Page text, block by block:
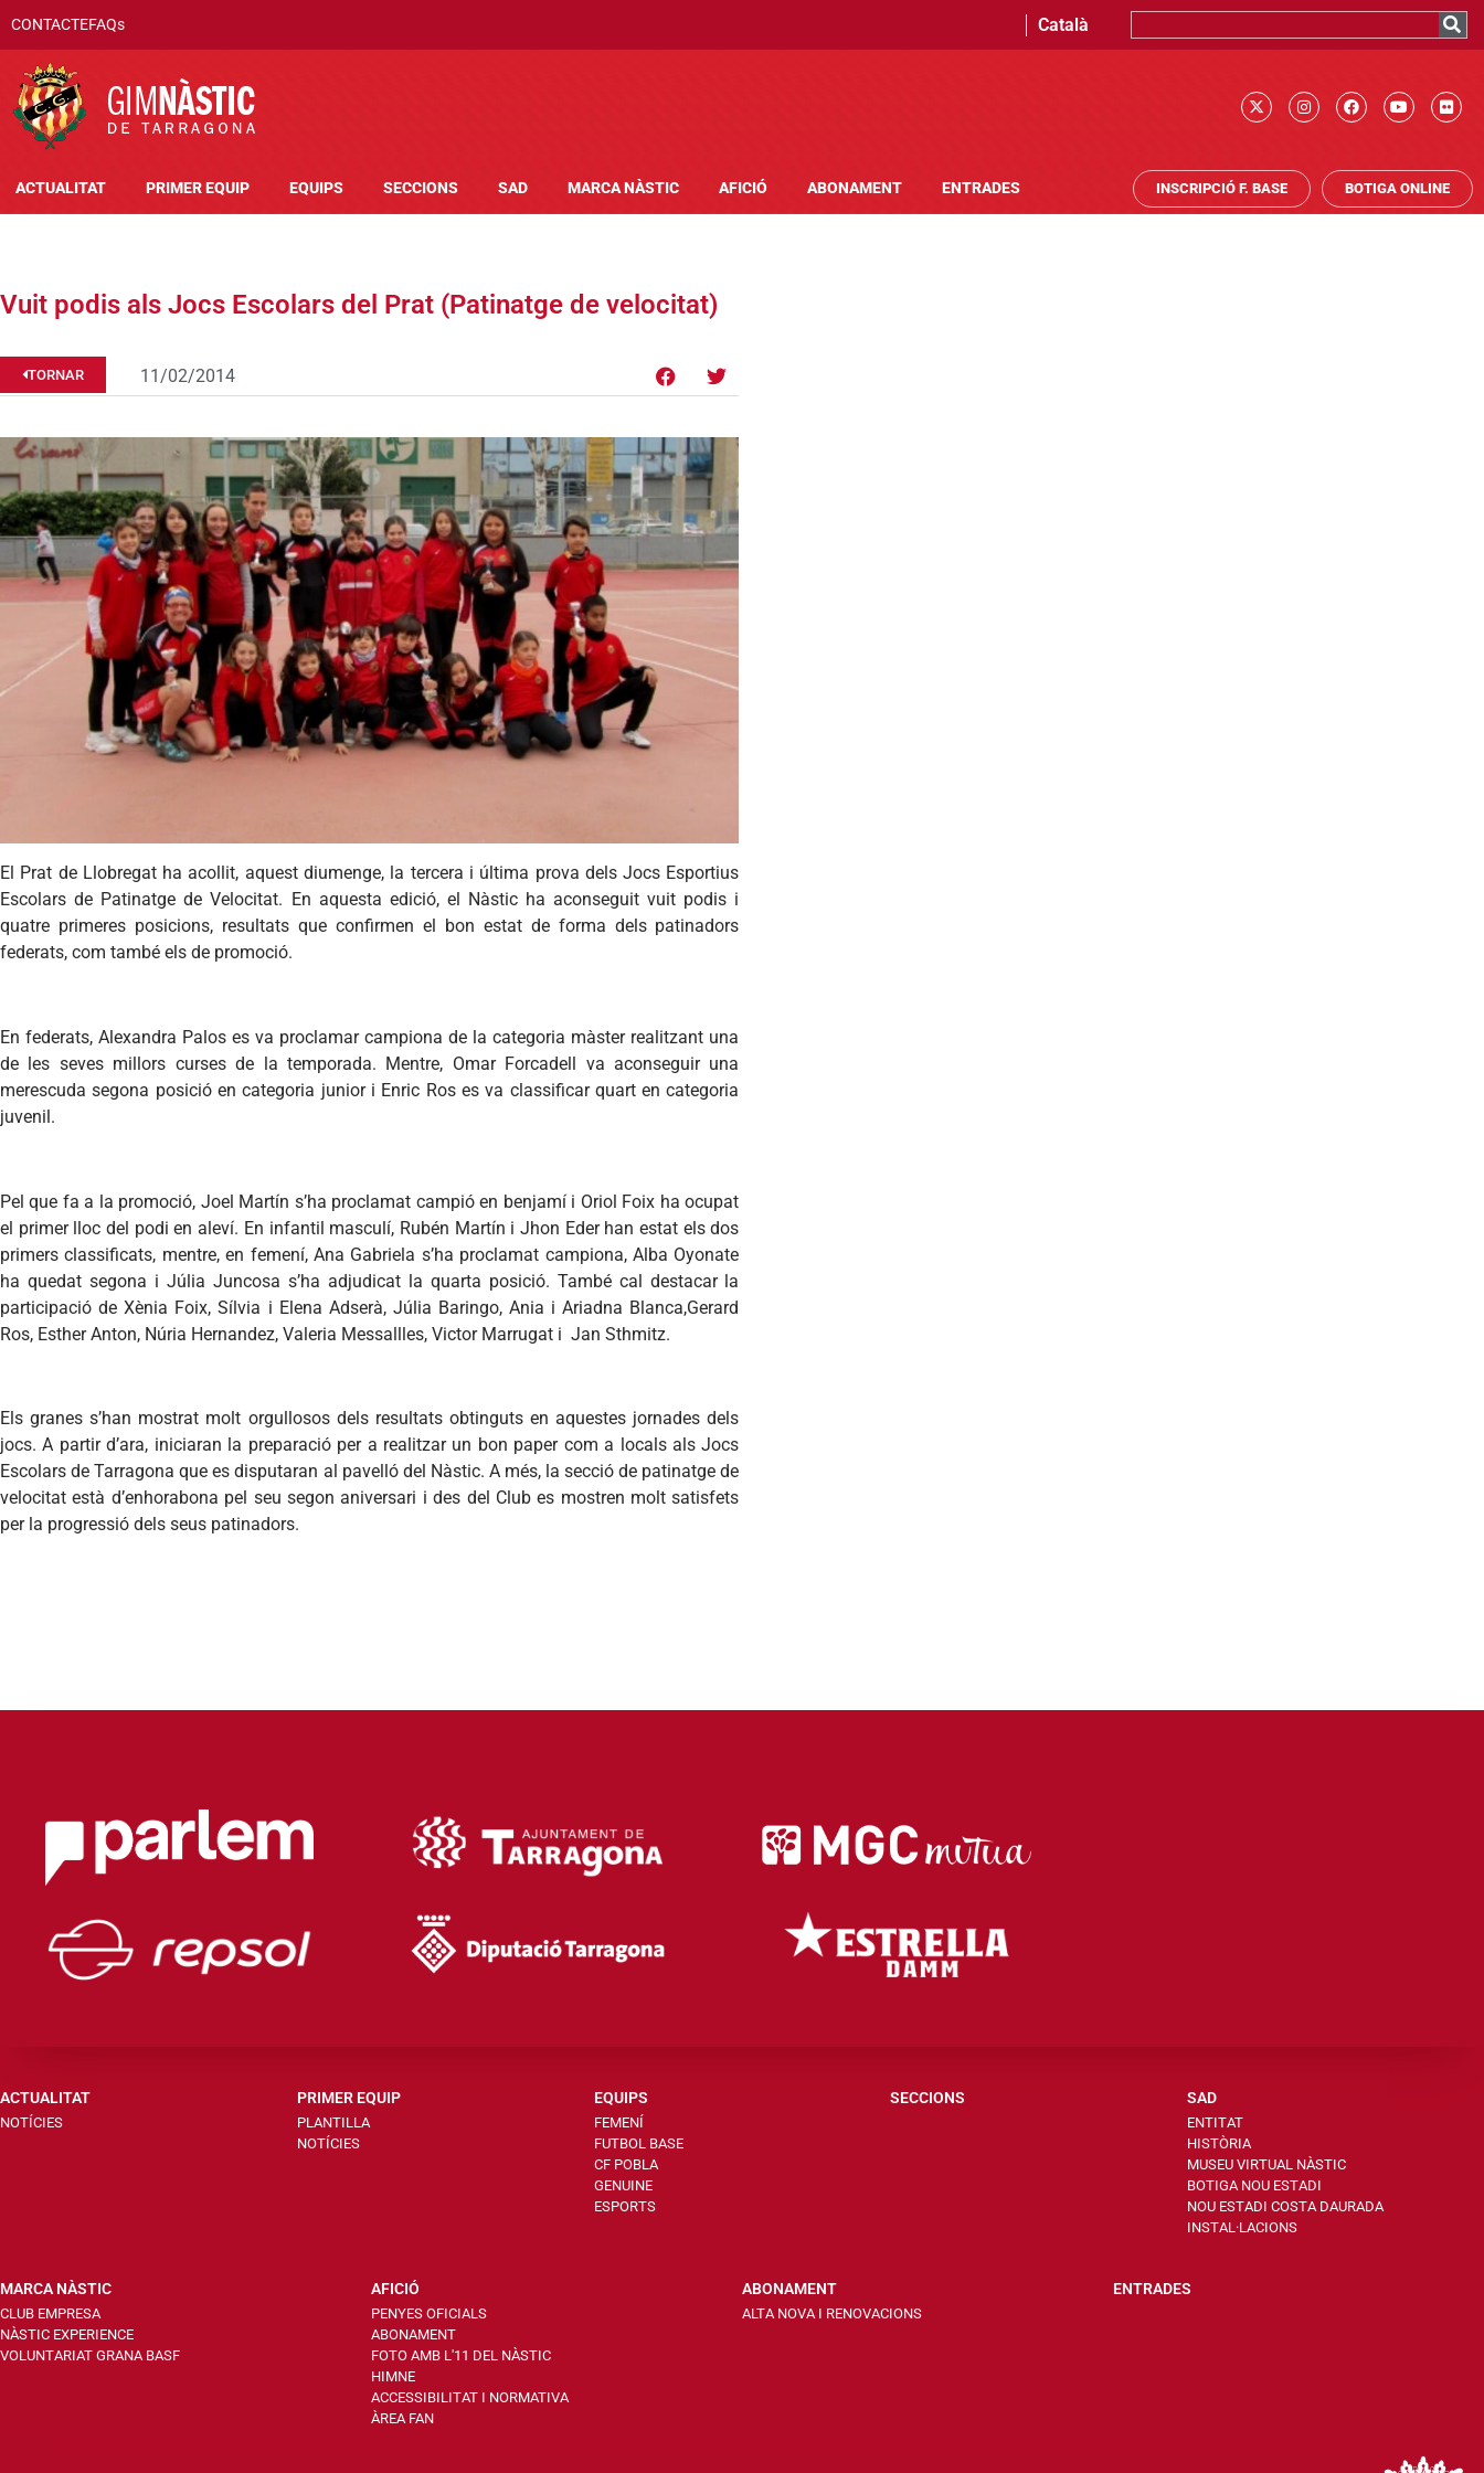
CONTACTEFAQs Català
ACTUALITAT PRIMER EQUIP EQUIPS SECCIONS SAD MARCA NÀSTIC AFICIÓ ABONAMENT ENTRADES INSCRIPCIÓ F. BASE BOTIGA ONLINE
Vuit podis als Jocs Escolars del Prat (Patinatge de velocitat)
TORNAR 11/02/2014
El Prat de Llobregat ha acollit, aquest diumenge, la tercera i última prova dels Jocs Esportius
Escolars de Patinatge de Velocitat. En aquesta edició, el Nàstic ha aconseguit vuit podis i
quatre primeres posicions, resultats que confirmen el bon estat de forma dels patinadors
federats, com també els de promoció.
En federats, Alexandra Palos es va proclamar campiona de la categoria màster realitzant una
de les seves millors curses de la temporada. Mentre, Omar Forcadell va aconseguir una
merescuda segona posició en categoria junior i Enric Ros es va classificar quart en categoria
juvenil.
Pel que fa a la promoció, Joel Martín s’ha proclamat campió en benjamí i Oriol Foix ha ocupat
el primer lloc del podi en aleví. En infantil masculí, Rubén Martín i Jhon Eder han estat els dos
primers classificats, mentre, en femení, Ana Gabriela s’ha proclamat campiona, Alba Oyonate
ha quedat segona i Júlia Juncosa s’ha adjudicat la quarta posició. També cal destacar la
participació de Xènia Foix, Sílvia i Elena Adserà, Júlia Baringo, Ania i Ariadna Blanca,Gerard
Ros, Esther Anton, Núria Hernandez, Valeria Messallles, Victor Marrugat i Jan Sthmitz.
Els granes s’han mostrat molt orgullosos dels resultats obtinguts en aquestes jornades dels
jocs. A partir d’ara, iniciaran la preparació per a realitzar un bon paper com a locals als Jocs
Escolars de Tarragona que es disputaran al pavelló del Nàstic. A més, la secció de patinatge de
velocitat està d’enhorabona pel seu segon aniversari i des del Club es mostren molt satisfets
per la progressió dels seus patinadors.
ACTUALITAT
NOTÍCIES
PRIMER EQUIP
PLANTILLA
NOTÍCIES
EQUIPS
FEMENÍ
FUTBOL BASE
CF POBLA
GENUINE
ESPORTS
SECCIONS SAD
ENTITAT
HISTÒRIA
MUSEU VIRTUAL NÀSTIC
BOTIGA NOU ESTADI
NOU ESTADI COSTA DAURADA
INSTAL·LACIONS
MARCA NÀSTIC
CLUB EMPRESA
NÀSTIC EXPERIENCE
VOLUNTARIAT GRANA BASF
AFICIÓ
PENYES OFICIALS
ABONAMENT
FOTO AMB L'11 DEL NÀSTIC
HIMNE
ACCESSIBILITAT I NORMATIVA
ÀREA FAN
ABONAMENT
ALTA NOVA I RENOVACIONS
ENTRADES